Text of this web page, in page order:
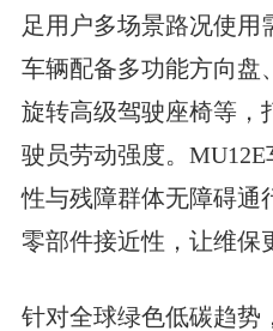
足用户多场景路况使用
车辆配备多功能方向盘
旋转高级驾驶座椅等，
驶员劳动强度。 MU12E
性与残障群体无障碍通
零部件接近性，让维保
针对全球绿色低碳趋势